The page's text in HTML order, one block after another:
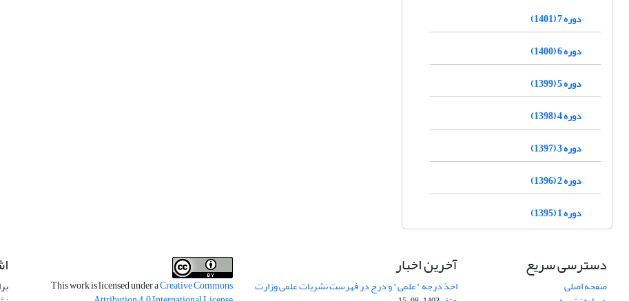
دوره 7 (1401)
دوره 6 (1400)
دوره 5 (1399)
دوره 4 (1398)
دوره 3 (1397)
دوره 2 (1396)
دوره 1 (1395)
دسترسی سریع
صفحه اصلی
آخرین اخبار
اخذ درجه "علمی" و درج در فهرست نشریات علمی وزارت This work is licensed under aCreative Commons